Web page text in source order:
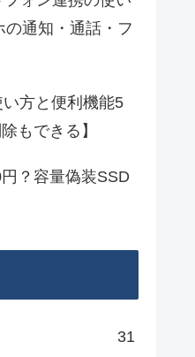
通知・通話・フ
方と便利機能5
もできる】
？容量偽装SSD
31